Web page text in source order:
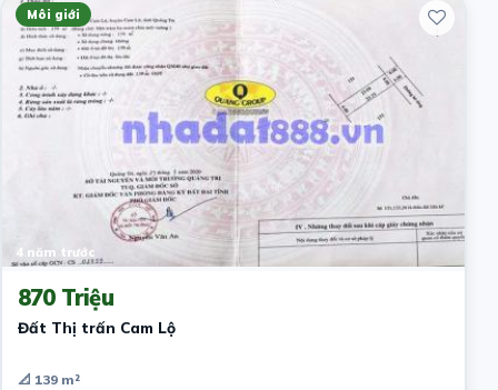
Môi giới
4 năm trước
870 Triệu
Đất Thị trấn Cam Lộ
📐 139 m²